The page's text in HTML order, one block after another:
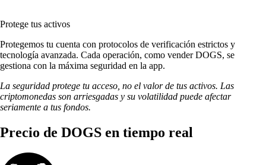
Protege tus activos
Protegemos tu cuenta con protocolos de verificación estrictos y
tecnología avanzada. Cada operación, como vender DOGS, se
gestiona con la máxima seguridad en la app.
La seguridad protege tu acceso, no el valor de tus activos. Las
criptomonedas son arriesgadas y su volatilidad puede afectar
seriamente a tus fondos.
Precio de DOGS en tiempo real